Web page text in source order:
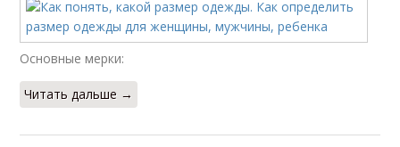
Основные мерки:
Читать дальше →